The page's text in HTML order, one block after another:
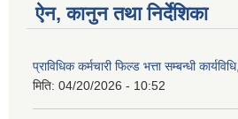
ऐन, कानुन तथा निर्देशिका
प्राविधिक कर्मचारी फिल्ड भत्ता सम्बन्धी
मिति: 04/20/2026 - 10:52